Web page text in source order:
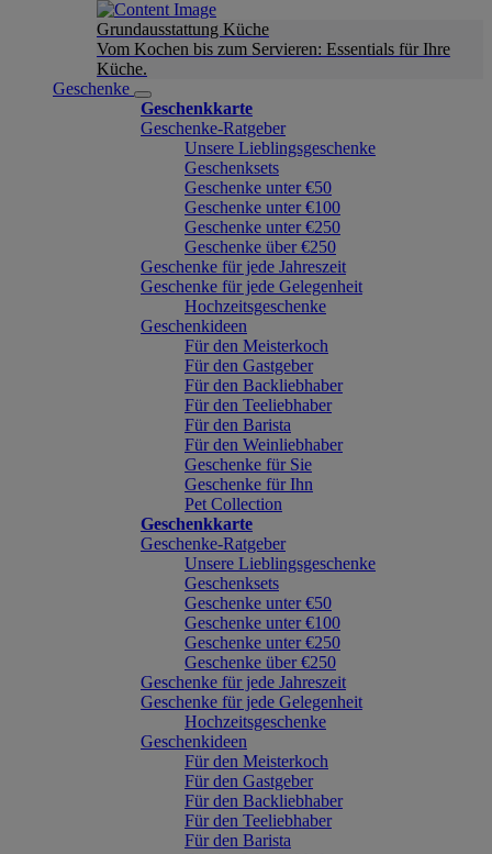
Grundausstattung Küche
Vom Kochen bis zum Servieren: Essentials für Ihre
Küche.
Geschenke
Geschenkkarte
Geschenke-Ratgeber
Unsere Lieblingsgeschenke
Geschenksets
Geschenke unter €50
Geschenke unter €100
Geschenke unter €250
Geschenke über €250
Geschenke für jede Jahreszeit
Geschenke für jede Gelegenheit
Hochzeitsgeschenke
Geschenkideen
Für den Meisterkoch
Für den Gastgeber
Für den Backliebhaber
Für den Teeliebhaber
Für den Barista
Für den Weinliebhaber
Geschenke für Sie
Geschenke für Ihn
Pet Collection
Geschenkkarte
Geschenke-Ratgeber
Unsere Lieblingsgeschenke
Geschenksets
Geschenke unter €50
Geschenke unter €100
Geschenke unter €250
Geschenke über €250
Geschenke für jede Jahreszeit
Geschenke für jede Gelegenheit
Hochzeitsgeschenke
Geschenkideen
Für den Meisterkoch
Für den Gastgeber
Für den Backliebhaber
Für den Teeliebhaber
Für den Barista